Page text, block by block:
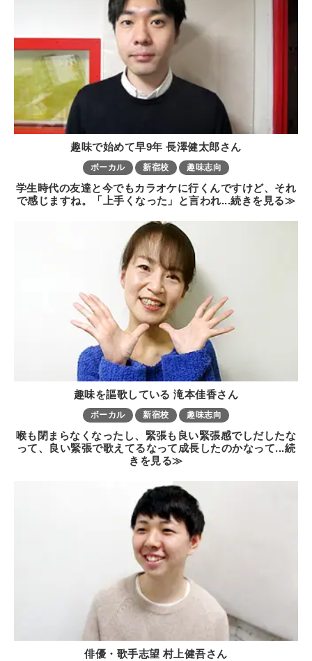
趣味で始めて早9年 長澤健太郎さん
ボーカル 新宿校 趣味志向
学生時代の友達と今でもカラオケに行くんですけど、それ
で感じますね。「上手くなった」と言われ...続きを見る≫
趣味を謳歌している 滝本佳香さん
ボーカル 新宿校 趣味志向
喉も閉まらなくなったし、緊張も良い緊張感でしだしたな
って、良い緊張で歌えてるなって成長したのかなって...続
きを見る≫
俳優・歌手志望 村上健吾さん